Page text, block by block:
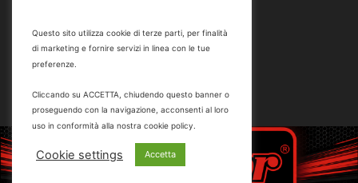
Email
marketing@battipaglia1929.it
carminegaldi@virgilio.it
Questo sito utilizza cookie di terze parti, per finalità
di marketing e fornire servizi in linea con le tue
preferenze.
Cliccando su ACCETTA, chiudendo questo banner o
proseguendo con la navigazione, acconsenti al loro
uso in conformità alla nostra cookie policy.
Cookie settings Accetta